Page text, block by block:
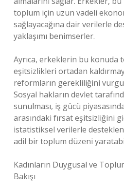
toplum için uzun vadeli
sağlayacağına dair verilerle
yaklaşımı benimserler.
Ayrıca, erkeklerin bu konuda
eşitsizlikleri ortadan
reformların gerekliliğini
Sosyal hakların devlet
sunulması, iş gücü
arasındaki fırsat eşitsizliğini
istatistiksel verilerle
adil bir toplum düzeni
Kadınların Duygusal ve
Bakışı